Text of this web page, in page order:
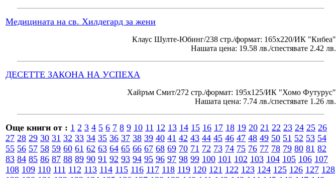
Медицината на св. Хилдегард за жени
Клаус Шулте-Юбинг/238 стр./формат: 165х220/ИК "Кибеа"
Нашата цена: 19.58 лв./спестявате 2.42 лв.
ДЕСЕТТЕ ЗАКОНА НА УСПЕХА
Хайръм Смит/272 стр./формат: 195x125/ИК "Хомо Футурус"
Нашата цена: 7.74 лв./спестявате 1.26 лв.
Още книги от : 1 2 3 4 5 6 7 8 9 10 11 12 13 14 15 16 17 18 19 20 21 22 23 24 25 26
27 28 29 30 31 32 33 34 35 36 37 38 39 40 41 42 43 44 45 46 47 48 49 50 51 52 53 54
55 56 57 58 59 60 61 62 63 64 65 66 67 68 69 70 71 72 73 74 75 76 77 78 79 80 81 82
83 84 85 86 87 88 89 90 91 92 93 94 95 96 97 98 99 100 101 102 103 104 105 106 107
108 109 110 111 112 113 114 115 116 117 118 119 120 121 122 123 124 125 126 127 128